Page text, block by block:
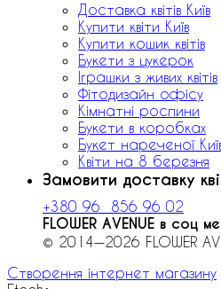
Доставка квітів Київ
Купити квіти Київ
Купити кошик квітів
Букети з цукерок
Іграшки з живих квітів
Фітодизайн офісу
Кімнатні рослини
Букети в коробках
Букет нареченої
Квіти на 8 березня
Замовити доставку
+380 96 856 96 02
FLOWER AVENUE в соц
© 2014—2026 FLOWER
Створення інтернет магазину